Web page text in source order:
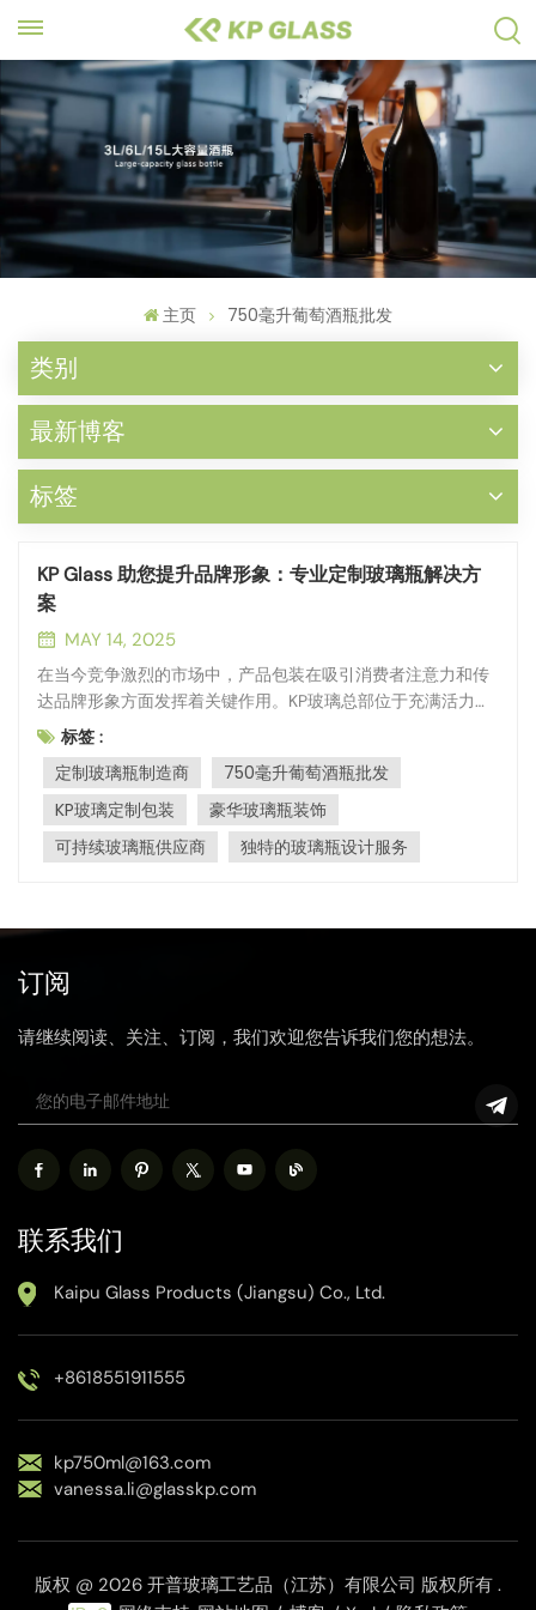
主页 750毫升葡萄酒瓶批发
类别
最新博客
标签
KP Glass 助您提升品牌形象：专业定制玻璃瓶解决方
案
MAY 14, 2025
在当今竞争激烈的市场中，产品包装在吸引消费者注意力和传
达品牌形象方面发挥着关键作用。KP玻璃总部位于充满活力的
秦皇岛，深谙独特包装的力量。我们于2013年成立了深加工分
公​​司，专注于打造高端 定制玻璃瓶解决方案 提升您的品牌并吸
引您的目标受众。 KP玻璃：专业与创新的传承KP Glass 不仅
仅是一家玻璃制造商；我们是...
标签 :
定制玻璃瓶制造商
750毫升葡萄酒瓶批发
KP玻璃定制包装
豪华玻璃瓶装饰
可持续玻璃瓶供应商
独特的玻璃瓶设计服务
订阅
请继续阅读、关注、订阅，我们欢迎您告诉我们您的想法。
联系我们
Kaipu Glass Products (Jiangsu) Co., Ltd.
+8618551911555
kp750ml@163.com
vanessa.li@glasskp.com
版权 @ 2026 开普玻璃工艺品（江苏）有限公司 版权所有 .